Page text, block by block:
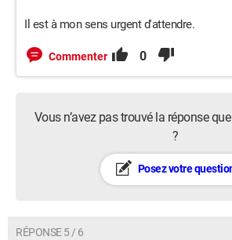
Il est à mon sens urgent d'attendre.
Commenter 0
Vous n’avez pas trouvé la réponse
?
Posez votre
RÉPONSE 5 / 6